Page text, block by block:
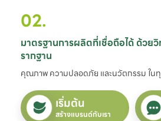
02.
มาตรฐานการผลิตที่เชื่อถือได้ ด้วย
รากฐาน
คุณภาพ ความปลอดภัย และนวัตกรรม ใ
เริ่มต้น
สร้างแบรนด์กับเรา